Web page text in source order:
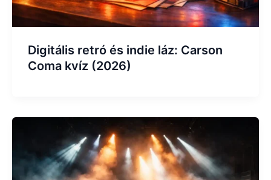
Digitális retró és indie láz: Carson
Coma kvíz (2026)